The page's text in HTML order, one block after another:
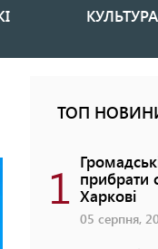
КУЛЬТУРА
ТОП
1 прибрати
Харкові
05 серпня,